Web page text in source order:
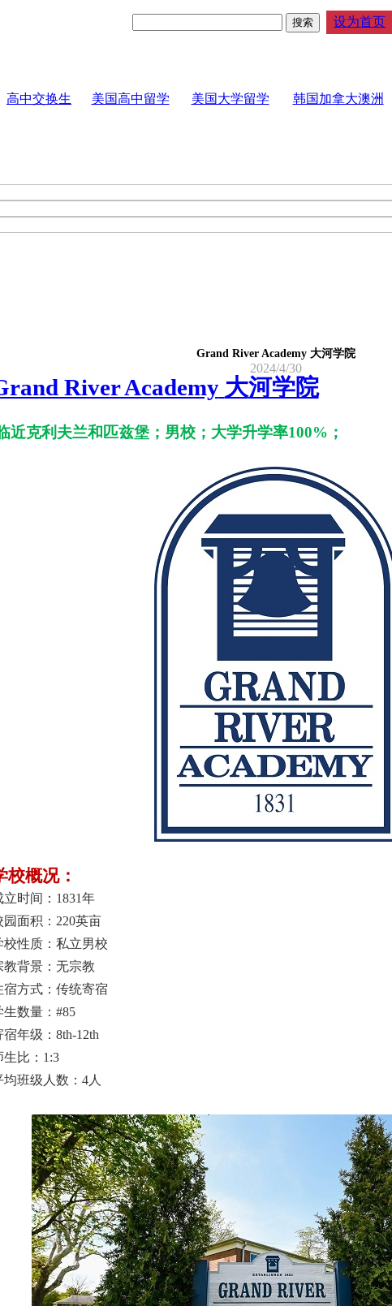
设为首页
高中交换生 美国高中留学 美国大学留学 韩国加拿大澳洲
Grand River Academy 大河学院
2024/4/30
River Academy 大河学院
近克利夫兰和匹兹堡；男校；大学升学率100%；
校概况：
立时间：1831年
园面积：220英亩
校性质：私立男校
教背景：无宗教
宿方式：传统寄宿
生数量：#85
宿年级：8th-12th
生比：1:3
均班级人数：4人